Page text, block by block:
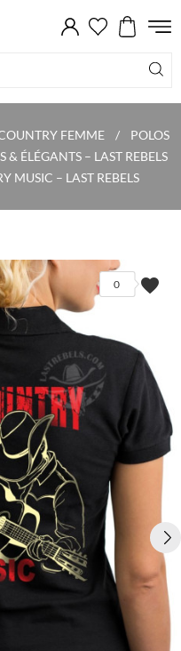
FEMME
POLOS
ÉLÉGANTS – LAST REBELS
MUSIC – LAST REBELS
favorite
0